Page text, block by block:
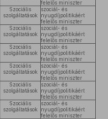
felelős miniszter
Szociális
szolgáltatások
szociál- és
nyugdíjpolitikáért
felelős miniszter
Szociális
szolgáltatások
szociál- és
nyugdíjpolitikáért
felelős miniszter
Szociális
szolgáltatások
szociál- és
nyugdíjpolitikáért
felelős miniszter
Szociális
szolgáltatások
szociál- és
nyugdíjpolitikáért
felelős miniszter
Szociális
szolgáltatások
szociál- és
nyugdíjpolitikáért
felelős miniszter
Szociális
szolgáltatások
szociál- és
nyugdíjpolitikáért
felelős miniszter